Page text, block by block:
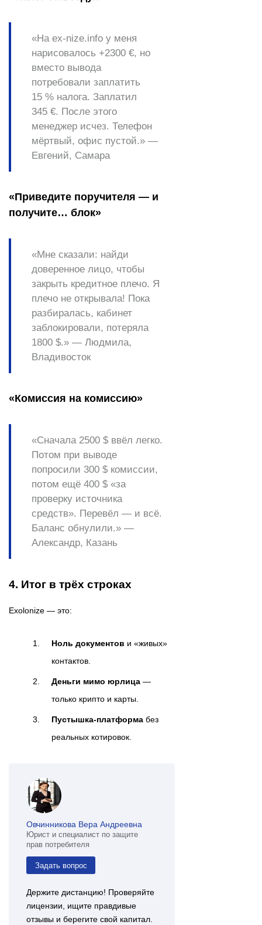
«На ex-nize.info у меня
нарисовалось +2300 €, но
вместо вывода
потребовали заплатить
15 % налога. Заплатил
345 €. После этого
менеджер исчез. Телефон
мёртвый, офис пустой.» —
Евгений, Самара
«Приведите поручителя — и
получите… блок»
«Мне сказали: найди
доверенное лицо, чтобы
закрыть кредитное плечо. Я
плечо не открывала! Пока
разбиралась, кабинет
заблокировали, потеряла
1800 $.» — Людмила,
Владивосток
«Комиссия на комиссию»
«Сначала 2500 $ ввёл легко.
Потом при выводе
попросили 300 $ комиссии,
потом ещё 400 $ «за
проверку источника
средств». Перевёл — и всё.
Баланс обнулили.» —
Александр, Казань
4. Итог в трёх строках
Exolonize — это:
Ноль документов и «живых»
контактов.
Деньги мимо юрлица —
только крипто и карты.
Пустышка‑платформа без
реальных котировок.
Овчинникова Вера Андреевна
Юрист и специалист по защите
прав потребителя
Задать вопрос
Держите дистанцию! Проверяйте
лицензии, ищите правдивые
отзывы и берегите свой капитал.